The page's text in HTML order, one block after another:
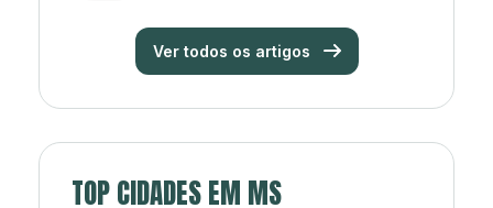
Ver todos os artigos
TOP CIDADES EM MS